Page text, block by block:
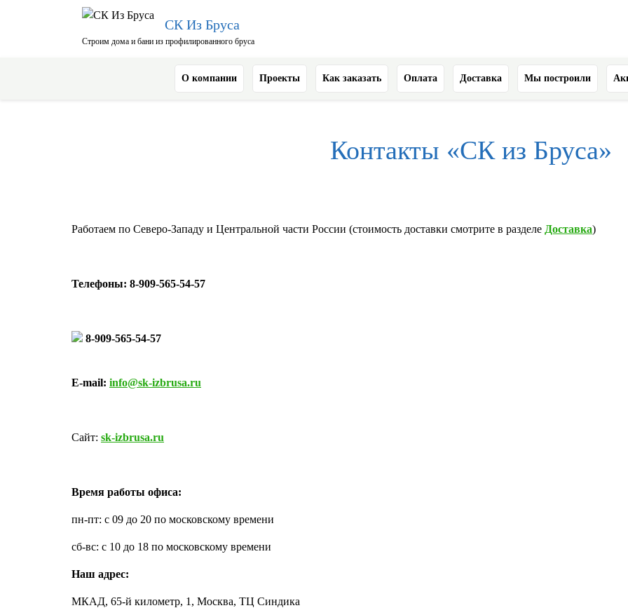
СК Из Бруса
Строим дома и бани из профилированного бруса
О компании Проекты Как заказать Оплата Доставка Мы построили
Контакты «СК из Бруса»
Работаем по Северо-Западу и Центральной части России (стоимость доставки смотрите в разделе Доставка)
Телефоны: 8-909-565-54-57
8-909-565-54-57
E-mail: info@sk-izbrusa.ru
Сайт: sk-izbrusa.ru
Время работы офиса:
пн-пт: с 09 до 20 по московскому времени
сб-вс: с 10 до 18 по московскому времени
Наш адрес:
МКАД, 65-й километр, 1, Москва, ТЦ Синдика